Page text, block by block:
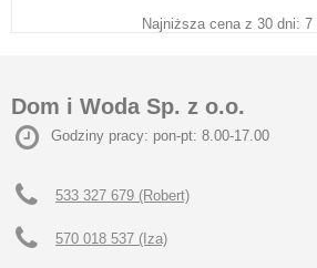
Najniższa cena z 30 dni: 7
Dom i Woda Sp. z o.o.
Godziny pracy: pon-pt: 8.00-17.00
533 327 679 (Robert)
570 018 537 (Iza)